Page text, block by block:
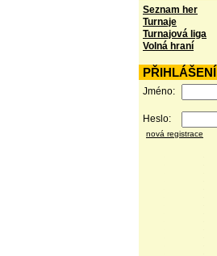
Seznam her
Turnaje
Turnajová liga
Volná hraní
PŘIHLÁŠENÍ
Jméno:
Heslo:
nová registrace